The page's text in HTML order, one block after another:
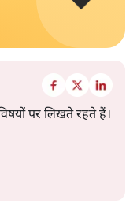
पर लिखते रहते हैं।